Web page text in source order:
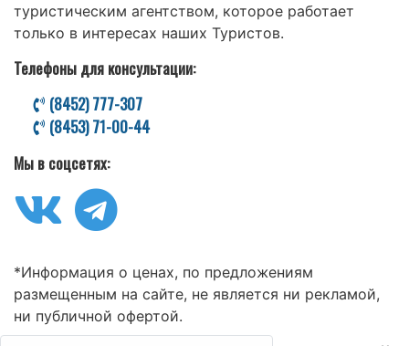
туристическим агентством, которое работает
только в интересах наших Туристов.
Телефоны для консультации:
(8452) 777-307
(8453) 71-00-44
Мы в соцсетях:
*Информация о ценах, по предложениям
размещенным на сайте, не является ни рекламой,
ни публичной офертой.